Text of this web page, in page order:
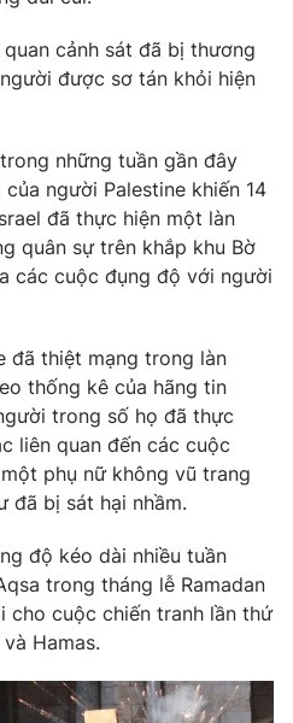
hình Việt Nam
báo điện tử số 483/GP-BTTTT
- 024.38 355 932
897 897
cảnh sát đã bị thương
được sơ tán khỏi hiện
những tuần gần đây
người Palestine khiến 14
đã thực hiện một làn
quân sự trên khắp khu Bờ
các cuộc đụng độ với người
đã thiệt mạng trong làn
thống kê của hãng tin
trong số họ đã thực
liên quan đến các cuộc
phụ nữ không vũ trang
đã bị sát hại nhầm.
độ kéo dài nhiều tuần
trong tháng lễ Ramadan
cho cuộc chiến tranh lần thứ
Hamas.